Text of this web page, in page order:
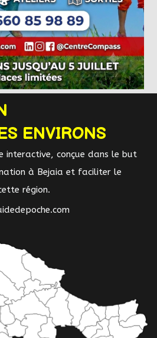
ENVIRONS
interactive, conçue dans le but
à Bejaia et faciliter le
région.